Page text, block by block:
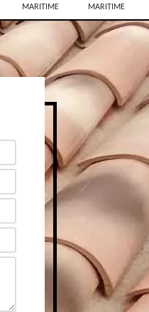
MARITIME
MARITIME